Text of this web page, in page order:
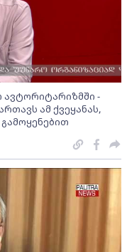
ავტორიტარიზმში -
ამ ქვეყანას,